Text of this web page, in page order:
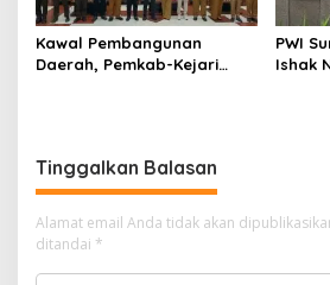
Kawal Pembangunan
Daerah, Pemkab-Kejari
PWI
Ishak
Tinggalkan Balasan
Alamat email Anda tidak akan
ditandai *